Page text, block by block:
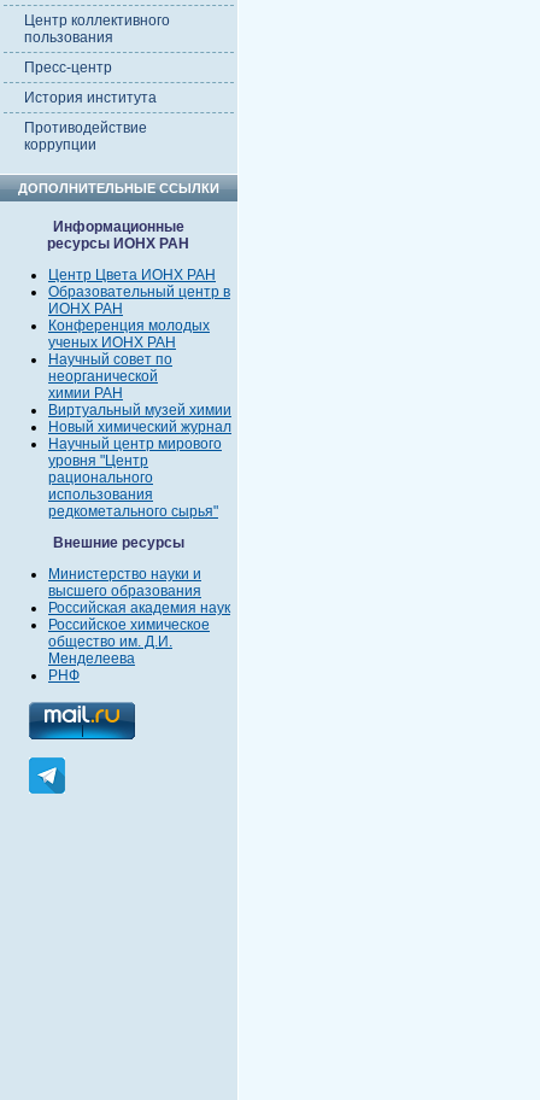
Центр коллективного
пользования
Пресс-центр
История института
Противодействие
коррупции
ДОПОЛНИТЕЛЬНЫЕ ССЫЛКИ
Информационные
ресурсы ИОНХ РАН
Центр Цвета ИОНХ РАН
Образовательный центр в
ИОНХ РАН
Конференция молодых
ученых ИОНХ РАН
Научный совет по
неорганической
химии РАН
Виртуальный музей химии
Новый химический журнал
Научный центр мирового
уровня "Центр
рационального
использования
редкометального сырья"
Внешние ресурсы
Министерство науки и
высшего образования
Российская академия наук
Российское химическое
общество им. Д.И.
Менделеева
РНФ